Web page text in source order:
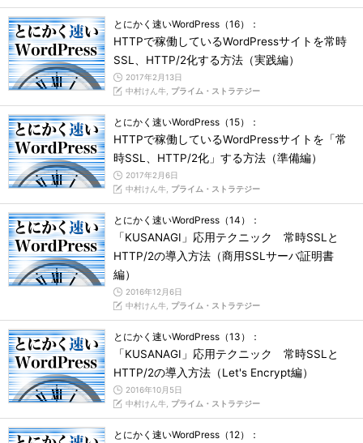
とにかく速いWordPress（16）：
HTTPで稼働しているWordPressサイトを常時
SSL、HTTP/2化する方法（実践編）
2017年2月13日
中村けん牛, プライム・ストラテジー
とにかく速いWordPress（15）：
HTTPで稼働しているWordPressサイトを「常
時SSL、HTTP/2化」する方法（準備編）
2017年2月6日
中村けん牛, プライム・ストラテジー
とにかく速いWordPress（14）：
「KUSANAGI」応用テクニック 常時SSLと
HTTP/2の導入方法（商用SSLサーバ証明書
編）
2016年12月6日
中村けん牛, プライム・ストラテジー
とにかく速いWordPress（13）：
「KUSANAGI」応用テクニック 常時SSLと
HTTP/2の導入方法（Let's Encrypt編）
2016年10月5日
中村けん牛, プライム・ストラテジー
とにかく速いWordPress（12）：